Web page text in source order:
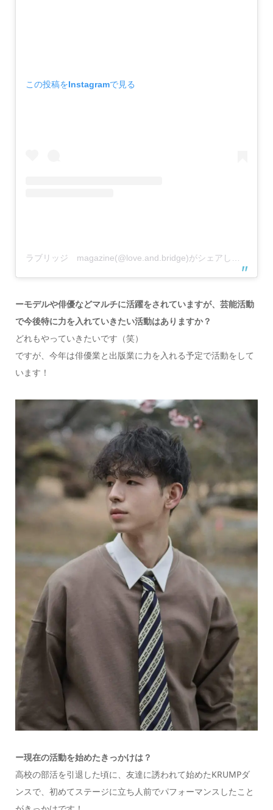
この投稿をInstagramで見る
ーモデルや俳優などマルチに活躍をされていますが、芸能活動
で今後特に力を入れていきたい活動はありますか？
どれもやっていきたいです（笑）
ですが、今年は俳優業と出版業に力を入れる予定で活動をして
います！
ー現在の活動を始めたきっかけは？
高校の部活を引退した頃に、友達に誘われて始めたKRUMPダ
ンスで、初めてステージに立ち人前でパフォーマンスしたこと